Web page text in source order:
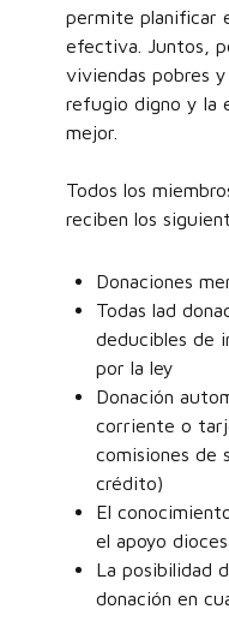
permite planificar
efectiva. Juntos,
viviendas pobres
refugio digno y la
mejor.
Todos los
reciben los
Donaciones
Todas lad
deducibles de
por la ley
Donación
corriente o
comisiones de
crédito)
El
el apoyo
La posibilidad
donación en